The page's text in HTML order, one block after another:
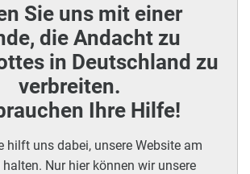
Sie uns mit einer
die Andacht zu
in Deutschland zu
verbreiten.
Ihre Hilfe!
hilft uns dabei, unsere Website am
Nur hier können wir unsere